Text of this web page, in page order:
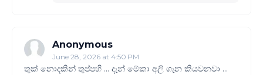
Anonymous
June 28, 2026 at 4:50 PM
තුක් නොදකින් තුප්පහි ... දැන් මේකා අලි ගැන කියවනවා ...